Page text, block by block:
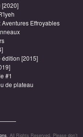
[2020]
Effroyables
[2015]
#1
de plateau
. All Rights Reserved. Please don’t